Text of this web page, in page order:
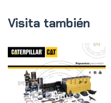
Visita también